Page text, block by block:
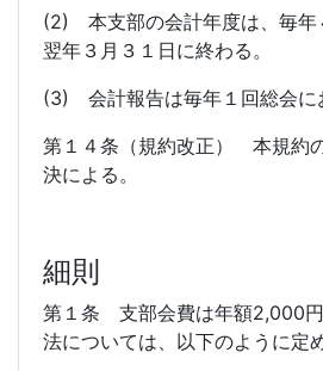
(2) 本支部の会計年度は、毎年
翌年３月３１日に終わる。
(3) 会計報告は毎年１回総会に
第１４条（規約改正） 本規約
決による。
細則
第１条 支部会費は年額2,000
法については、以下のように定め